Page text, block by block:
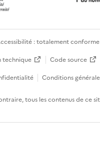
: totalement conforme
technique
Code source
Conditions
tous les contenus de ce